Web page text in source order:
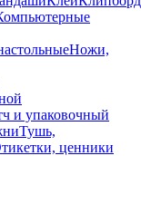
Ножи,
и упаковочный
Тушь,
ценники